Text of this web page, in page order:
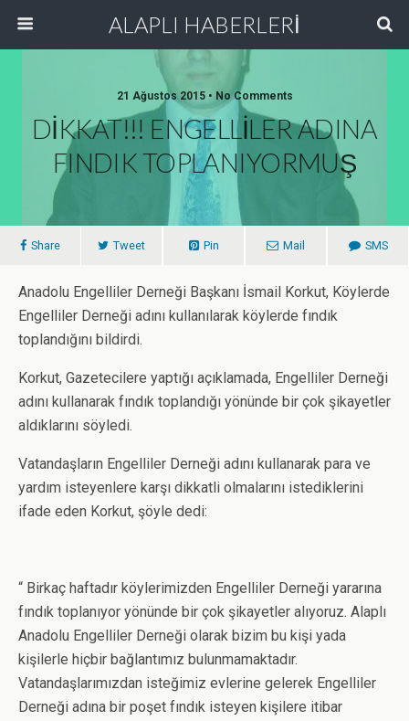
ALAPLI HABERLERİ
21 Ağustos 2015 • No Comments
DİKKAT!!! ENGELLİLER ADINA
FINDIK TOPLANIYORMUŞ
Share Tweet Pin Mail SMS
Anadolu Engelliler Derneği Başkanı İsmail Korkut, Köylerde
Engelliler Derneği adını kullanılarak köylerde fındık
toplandığını bildirdi.
Korkut, Gazetecilere yaptığı açıklamada, Engelliler Derneği
adını kullanarak fındık toplandığı yönünde bir çok şikayetler
aldıklarını söyledi.
Vatandaşların Engelliler Derneği adını kullanarak para ve
yardım isteyenlere karşı dikkatli olmalarını istediklerini
ifade eden Korkut, şöyle dedi:
“ Birkaç haftadır köylerimizden Engelliler Derneği yararına
fındık toplanıyor yönünde bir çok şikayetler alıyoruz. Alaplı
Anadolu Engelliler Derneği olarak bizim bu kişi yada
kişilerle hiçbir bağlantımız bulunmamaktadır.
Vatandaşlarımızdan isteğimiz evlerine gelerek Engelliler
Derneği adına bir poşet fındık isteyen kişilere itibar